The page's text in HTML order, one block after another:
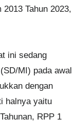
Tahun 2023,
ini sedang
MI) pada awal
dengan
halnya yaitu
RPP 1